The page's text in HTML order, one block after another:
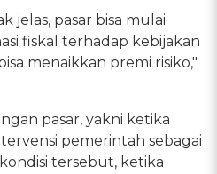
jelas, pasar bisa mulai
fiskal terhadap kebijakan
menaikkan premi risiko,"
pasar, yakni ketika
pemerintah sebagai
tersebut, ketika